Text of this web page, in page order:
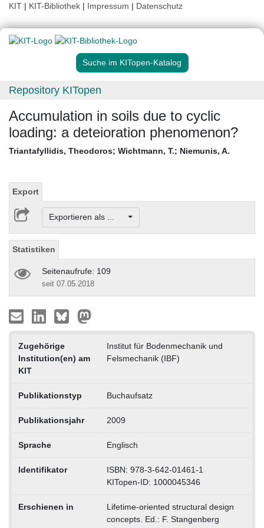
KIT | KIT-Bibliothek | Impressum | Datenschutz
Suche im KITopen-Katalog
Repository KITopen
Accumulation in soils due to cyclic
loading: a deteioration phenomenon?
Triantafyllidis, Theodoros; Wichtmann, T.; Niemunis, A.
Export
Exportieren als ...
Statistiken
Seitenaufrufe: 109
seit 07.05.2018
Zugehörige
Institution(en) am
KIT
Institut für Bodenmechanik und
Felsmechanik (IBF)
Publikationstyp Buchaufsatz
Publikationsjahr 2009
Sprache Englisch
Identifikator
ISBN: 978-3-642-01461-1
KITopen-ID: 1000045346
Erschienen in
Lifetime-oriented structural design
concepts. Ed.: F. Stangenberg